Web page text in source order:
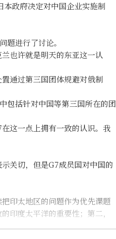
本政府决定对中国企业实施制
进行了讨论。
也许就是明天的东亚这一认
通过第三国团体规避对俄制
包括针对中国等第三国所在的团
这一点上拥有一致的认识。我
关切，但是G7成员国对中国的
印太地区的问题作为优先课题
印度太平洋的重要性；第二，